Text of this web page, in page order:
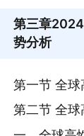
第三章2024
势分析
第一节 全
第二节 全